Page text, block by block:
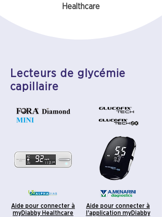
Healthcare
Lecteurs de glycémie
capillaire
Aide pour connecter à
myDiabby Healthcare
Aide pour connecter à
l'application myDiabby